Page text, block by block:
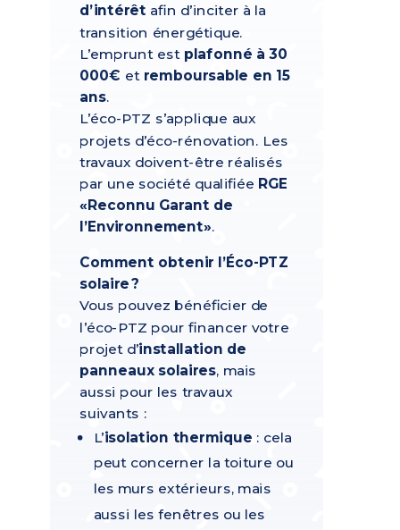
d’intérêt afin d’inciter à la
transition énergétique.
L’emprunt est plafonné à 30
000€ et remboursable en 15
ans.
L’éco-PTZ s’applique aux
projets d’éco-rénovation. Les
travaux doivent-être réalisés
par une société qualifiée RGE
«Reconnu Garant de
l’Environnement».
Comment obtenir l’Éco-PTZ
solaire?
Vous pouvez bénéficier de
l’éco-PTZ pour financer votre
projet d’installation de
panneaux solaires, mais
aussi pour les travaux
suivants :
L’isolation thermique : cela
peut concerner la toiture ou
les murs extérieurs, mais
aussi les fenêtres ou les